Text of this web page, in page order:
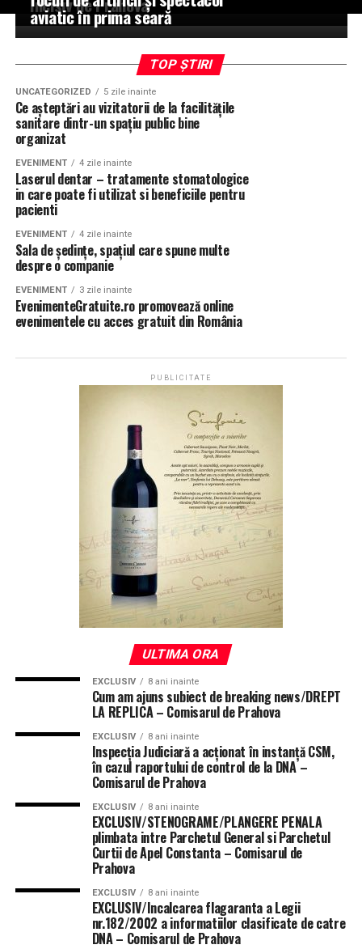
aviatic în prima seară
TOP ȘTIRI
UNCATEGORIZED 5 zile inainte
Ce așteptări au vizitatorii de la facilitățile
sanitare dintr-un spațiu public bine
organizat
EVENIMENT 4 zile inainte
Laserul dentar – tratamente stomatologice
in care poate fi utilizat si beneficiile pentru
pacienti
EVENIMENT 4 zile inainte
Sala de ședințe, spațiul care spune multe
despre o companie
EVENIMENT 3 zile inainte
EvenimenteGratuite.ro promovează online
evenimentele cu acces gratuit din România
PUBLICITATE
ULTIMA ORA
EXCLUSIV 8 ani inainte
Cum am ajuns subiect de breaking news/DREPT
LA REPLICA – Comisarul de Prahova
EXCLUSIV 8 ani inainte
Inspecţia Judiciară a acţionat în instanţă CSM,
în cazul raportului de control de la DNA –
Comisarul de Prahova
EXCLUSIV 8 ani inainte
EXCLUSIV/STENOGRAME/PLANGERE PENALA
plimbata intre Parchetul General si Parchetul
Curtii de Apel Constanta – Comisarul de
Prahova
EXCLUSIV 8 ani inainte
EXCLUSIV/Incalcarea flagaranta a Legii
nr.182/2002 a informatiilor clasificate de catre
DNA – Comisarul de Prahova